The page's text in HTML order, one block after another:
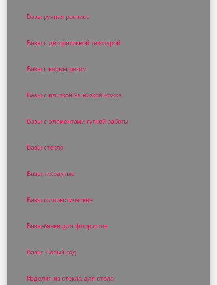
Вазы ручная роспись
Вазы с декоративной текстурой
Вазы с косым резом
Вазы с плиткой на низкой ножке
Вазы с элементами гутной работы
Вазы стекло
Вазы тиходутые
Вазы флористические
Вазы-банки для флористов
Вазы: Новый год
Изделия из стекла для стола